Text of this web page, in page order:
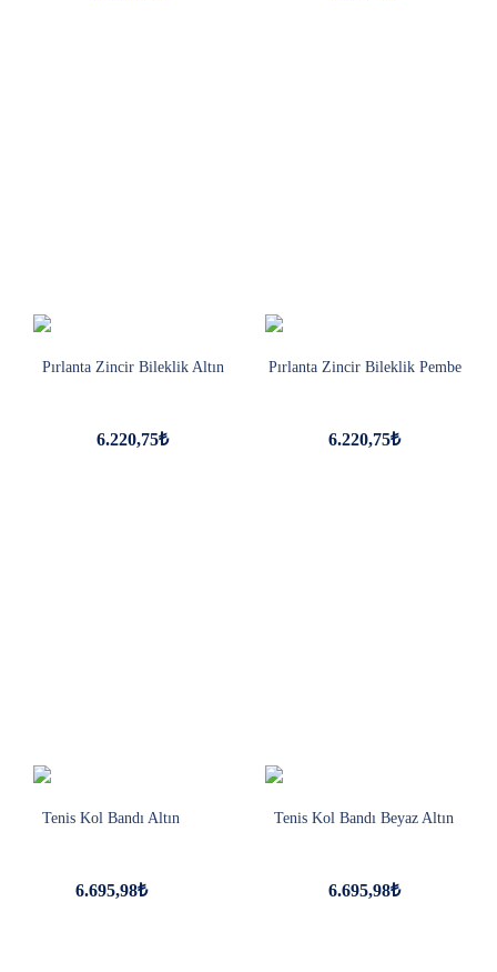
Pırlanta Zincir Bileklik Altın
6.220,75₺
Pırlanta Zincir Bileklik Pembe
6.220,75₺
Tenis Kol Bandı Altın
6.695,98₺
Tenis Kol Bandı Beyaz Altın
6.695,98₺